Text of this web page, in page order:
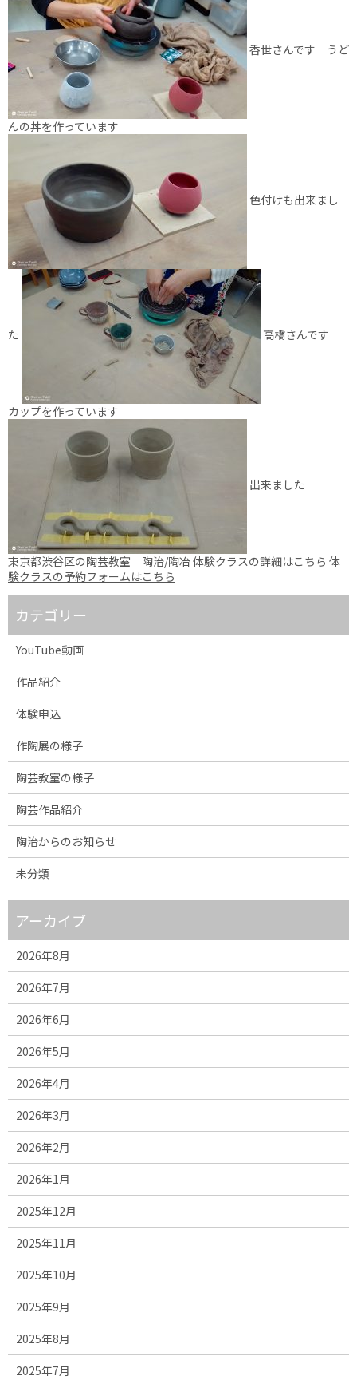
香世さんです うど
んの丼を作っています
色付けも出来まし
た 高橋さんです
カップを作っています
出来ました
東京都渋谷区の陶芸教室 陶治/陶冶 体験クラスの詳細はこちら 体
験クラスの予約フォームはこちら
カテゴリー
YouTube動画
作品紹介
体験申込
作陶展の様子
陶芸教室の様子
陶芸作品紹介
陶治からのお知らせ
未分類
アーカイブ
2026年8月
2026年7月
2026年6月
2026年5月
2026年4月
2026年3月
2026年2月
2026年1月
2025年12月
2025年11月
2025年10月
2025年9月
2025年8月
2025年7月